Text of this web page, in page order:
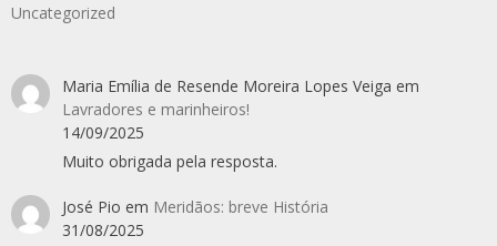
Uncategorized
Maria Emília de Resende Moreira Lopes Veiga em
Lavradores e marinheiros!
14/09/2025
Muito obrigada pela resposta.
José Pio em Meridãos: breve História
31/08/2025